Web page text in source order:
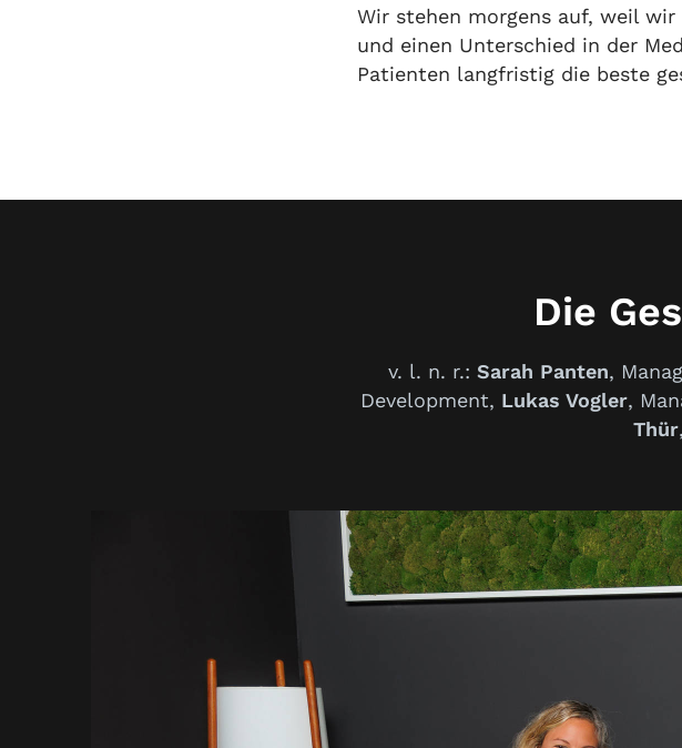
Wir stehen morgens auf, weil
und einen Unterschied in der
Patienten langfristig die beste
Die
v. l. n. r.: Sarah Panten,
Development, Lukas Vogler,
Thür